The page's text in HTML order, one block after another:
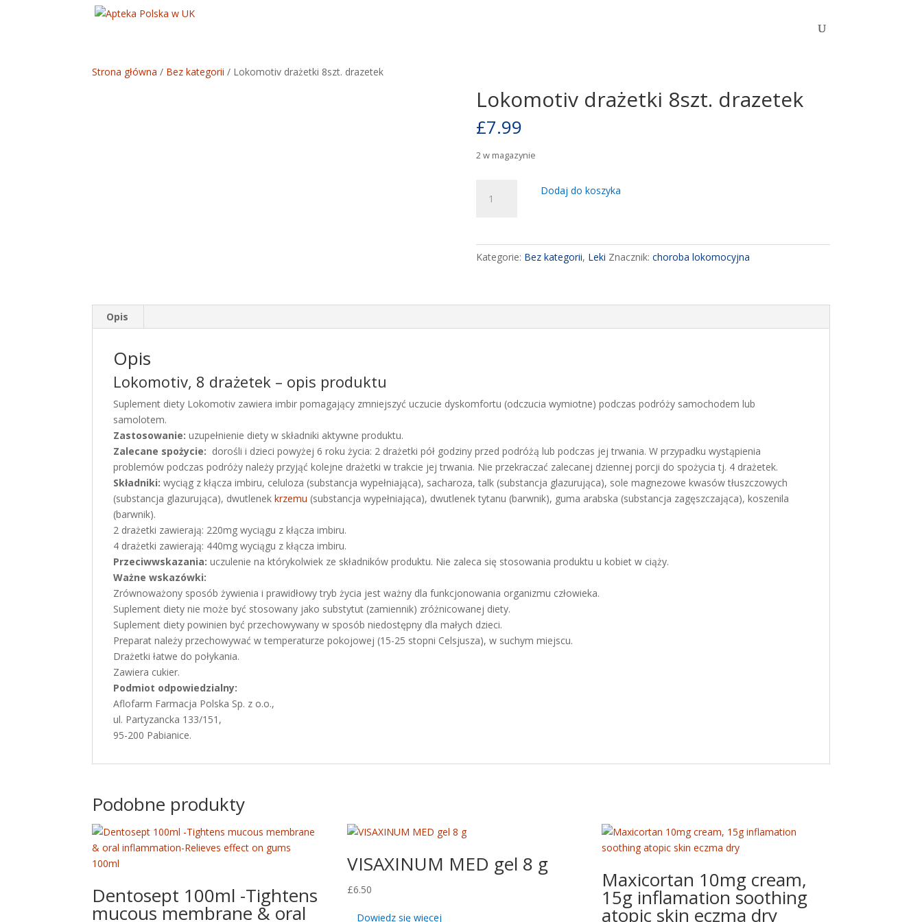
Strona główna / Bez kategorii / Lokomotiv drażetki 8szt. drazetek
Lokomotiv drażetki 8szt. drazetek
£7.99
2 w magazynie
Lokomotiv
Dodaj do koszyka
Kategorie: Bez kategorii, Leki Znacznik: choroba lokomocyjna
Opis
Opis
Lokomotiv, 8 drażetek – opis produktu
Suplement diety Lokomotiv zawiera imbir pomagający zmniejszyć uczucie dyskomfortu (odczucia wymiotne) podczas podróży samochodem lub
samolotem.
Zastosowanie:uzupełnienie diety w składniki aktywne produktu.
Zalecane spożycie: dorośli i dzieci powyżej 6 roku życia: 2 drażetki pół godziny przed podróżą lub podczas jej trwania. W przypadku wystąpienia
problemów podczas podróży należy przyjąć kolejne drażetki w trakcie jej trwania. Nie przekraczać zalecanej dziennej porcji do spożycia tj. 4 drażetek.
Składniki:wyciąg z kłącza imbiru, celuloza (substancja wypełniająca), sacharoza, talk (substancja glazurująca), sole magnezowe kwasów tłuszczowych
(substancja glazurująca), dwutlenekkrzemu (substancja wypełniająca), dwutlenek tytanu (barwnik), guma arabska (substancja zagęszczająca), koszenila
(barwnik).
2 drażetki zawierają: 220mg wyciągu z kłącza imbiru.
4 drażetki zawierają: 440mg wyciągu z kłącza imbiru.
Przeciwwskazania: uczulenie na którykolwiek ze składników produktu. Nie zaleca się stosowania produktu u kobiet w ciąży.
Ważne wskazówki:
Zrównoważony sposób żywienia i prawidłowy tryb życia jest ważny dla funkcjonowania organizmu człowieka.
Suplement diety nie może być stosowany jako substytut (zamiennik) zróżnicowanej diety.
Suplement diety powinien być przechowywany w sposób niedostępny dla małych dzieci.
Preparat należy przechowywać w temperaturze pokojowej (15-25 stopni Celsjusza), w suchym miejscu.
Drażetki łatwe do połykania.
Zawiera cukier.
Podmiot odpowiedzialny:
Aflofarm Farmacja Polska Sp. z o.o.,
ul. Partyzancka 133/151,
95-200 Pabianice.
Podobne produkty
Dentosept 100ml -Tightens
mucous membrane & oral
VISAXINUM MED gel 8 g
£6.50
Dowiedz się więcej
Maxicortan 10mg cream,
15g inflamation soothing
atopic skin eczma dry